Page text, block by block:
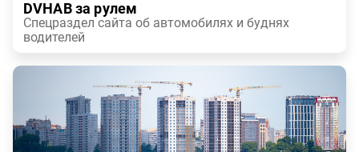
DVHAB за рулем
Спецраздел сайта об автомобилях и буднях
водителей